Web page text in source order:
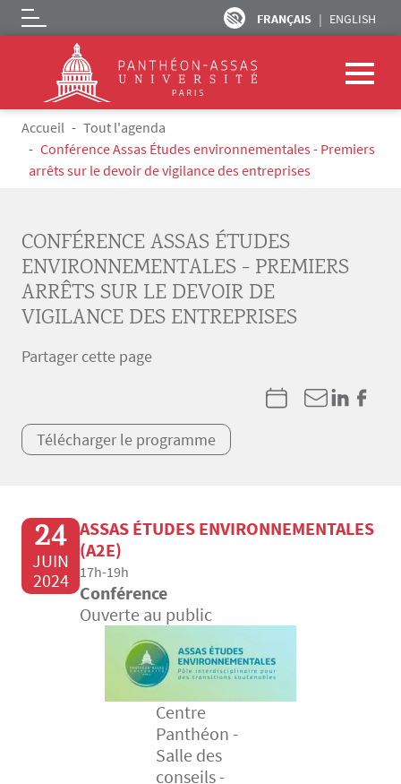
Aller au contenu principal
FRANÇAIS ENGLISH
Logo
Fil d'Ariane
Accueil
Tout l'agenda
Conférence Assas Études environnementales - Premiers
arrêts sur le devoir de vigilance des entreprises
CONFÉRENCE ASSAS ÉTUDES
ENVIRONNEMENTALES - PREMIERS
ARRÊTS SUR LE DEVOIR DE
VIGILANCE DES ENTREPRISES
Partager cette page
Télécharger le programme
24
JUIN
2024
ASSAS ÉTUDES ENVIRONNEMENTALES
(A2E)
17h-19h
Conférence
Ouverte au public
Centre
Panthéon -
Salle des
conseils -